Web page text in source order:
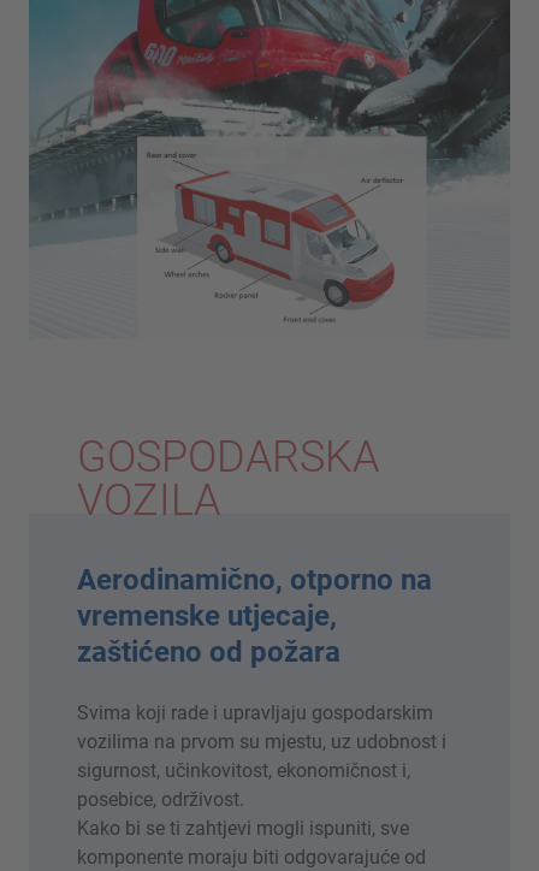
GOSPODARSKA
VOZILA
Aerodinamično, otporno na
vremenske utjecaje,
zaštićeno od požara
Svima koji rade i upravljaju gospodarskim
vozilima na prvom su mjestu, uz udobnost i
sigurnost, učinkovitost, ekonomičnost i,
posebice, održivost.
Kako bi se ti zahtjevi mogli ispuniti, sve
komponente moraju biti odgovarajuće od